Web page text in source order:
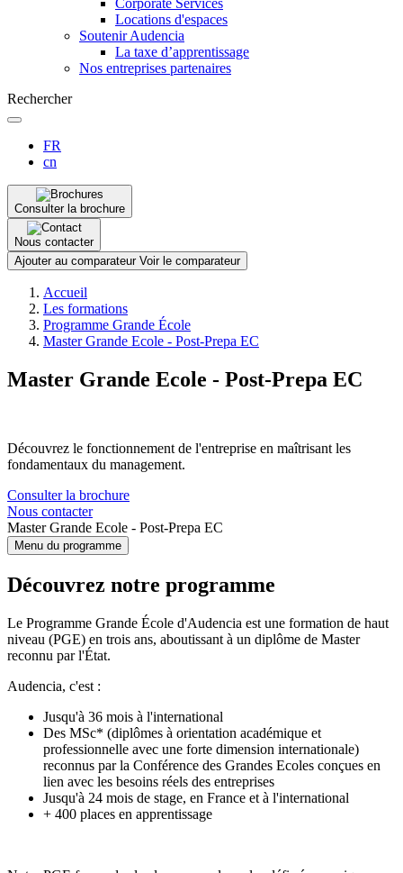
Corporate Services
Locations d'espaces
Soutenir Audencia
La taxe d’apprentissage
Nos entreprises partenaires
Rechercher
FR
cn
Consulter la brochure
Nous contacter
Ajouter au comparateur Voir le comparateur
d'Ariane
Accueil
Les formations
Programme Grande École
Master Grande Ecole - Post-Prepa EC
Master Grande Ecole - Post-Prepa EC
Découvrez le fonctionnement de l'entreprise en maîtrisant les
fondamentaux du management.
Consulter la brochure
Nous contacter
Master Grande Ecole - Post-Prepa EC
Menu du programme
Découvrez notre programme
Le Programme Grande École d'Audencia est une formation de haut
niveau (PGE) en trois ans, aboutissant à un diplôme de Master
reconnu par l'État.
Audencia, c'est :
Jusqu'à 36 mois à l'international
Des MSc* (diplômes à orientation académique et
professionnelle avec une forte dimension internationale)
reconnus par la Conférence des Grandes Ecoles conçues en
lien avec les besoins réels des entreprises
Jusqu'à 24 mois de stage, en France et à l'international
+ 400 places en apprentissage